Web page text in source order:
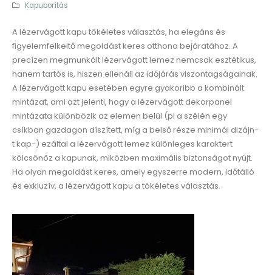
Kapuborítás
A lézervágott kapu tökéletes választás, ha elegáns és
figyelemfelkeltő megoldást keres otthona bejáratához. A
precízen megmunkált lézervágott lemez nemcsak esztétikus,
hanem tartós is, hiszen ellenáll az időjárás viszontagságainak.
A lézervágott kapu esetében egyre gyakoribb a kombinált
mintázat, ami azt jelenti, hogy a lézervágott dekorpanel
mintázata különbözik az elemen belül (pl a szélén egy
csíkban gazdagon díszített, míg a belső része minimál dizájn-
t kap-) ezáltal a lézervágott lemez különleges karaktert
kölcsönöz a kapunak, miközben maximális biztonságot nyújt.
Ha olyan megoldást keres, amely egyszerre modern, időtálló
és exkluzív, a lézervágott kapu a tökéletes választás.